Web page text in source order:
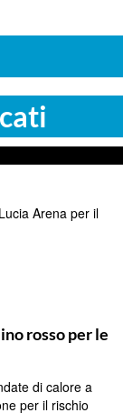
Arena per il
rosso per le
di calore a
per il rischio